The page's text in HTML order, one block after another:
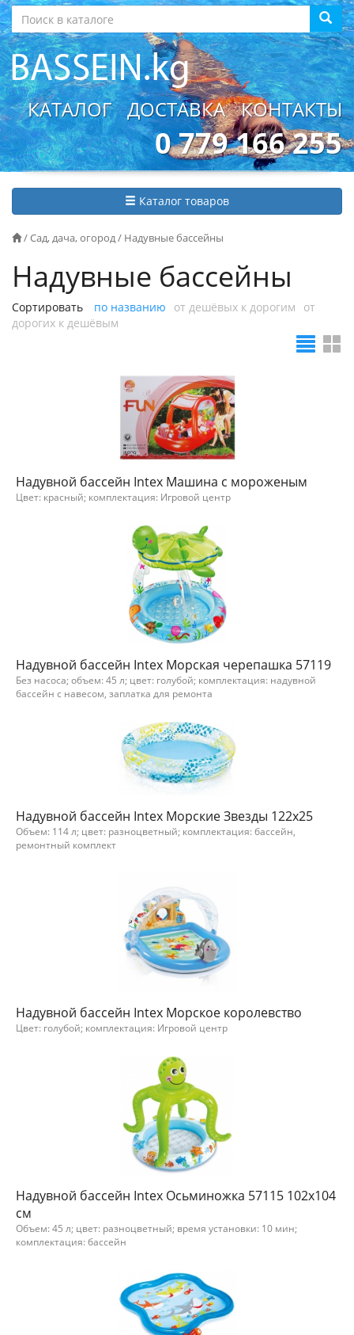
КАТАЛОГ ДОСТАВКА КОНТАКТЫ
0 779 166 255
Каталог товаров
/Сад, дача, огород/ Надувные бассейны
Надувные бассейны
Сортировать по названию от дешёвых к дорогим
от
дорогих к дешёвым
Надувной бассейн Intex Машина с мороженым
Цвет: красный; комплектация: Игровой центр
Надувной бассейн Intex Морская черепашка 57119
Без насоса; объем: 45 л; цвет: голубой; комплектация: надувной
бассейн с навесом, заплатка для ремонта
Надувной бассейн Intex Морские Звезды 122x25
Объем: 114 л; цвет: разноцветный; комплектация: бассейн,
ремонтный комплект
Надувной бассейн Intex Морское королевство
Цвет: голубой; комплектация: Игровой центр
Надувной бассейн Intex Осьминожка 57115 102x104
см
Объем: 45 л; цвет: разноцветный; время установки: 10 мин;
комплектация: бассейн